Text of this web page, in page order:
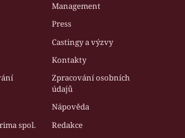
Management
Press
Castingy a výzvy
Kontakty
Zpracování osobních
údajů
Nápověda
spol.
Redakce